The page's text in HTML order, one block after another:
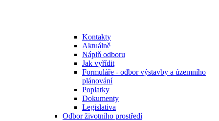
Kontakty
Aktuálně
Náplň odboru
Jak vyřídit
Formuláře - odbor výstavby a územního
plánování
Poplatky
Dokumenty
Legislativa
Odbor životního prostředí